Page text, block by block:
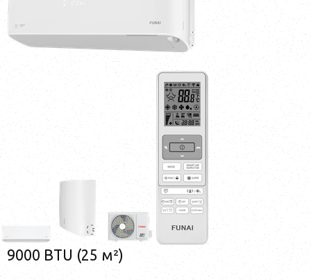
9000 BTU (25 м²)